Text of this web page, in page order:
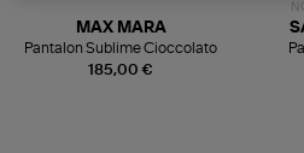
185,00 €
MAX MARA
Pantalon Sublime Cioccolato